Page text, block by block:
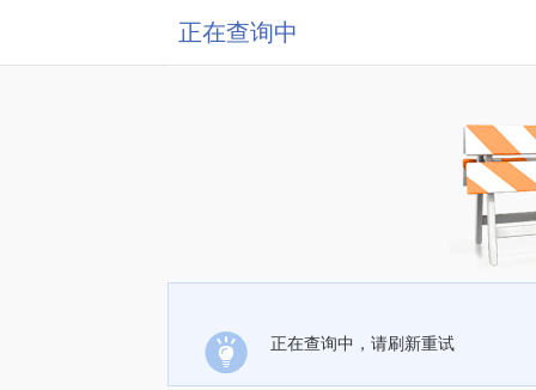
正在查询中
正在查询中，请刷新重试